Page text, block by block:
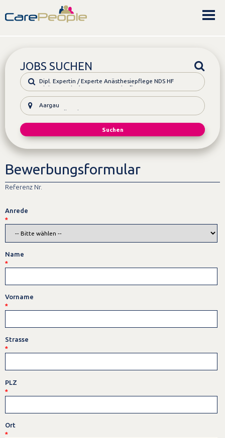
JOBS SUCHEN
Bewerbungsformular
Referenz Nr.
Anrede
*
Name
*
Vorname
*
Strasse
*
PLZ
*
Ort
*